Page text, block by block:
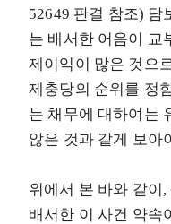
52649 판결 참조) 담
는 배서한 어음이 교
제이익이 많은 것으
제충당의 순위를 정
는 채무에 대하여는
않은 것과 같게 보아
위에서 본 바와 같이
배서한 이 사건 약속